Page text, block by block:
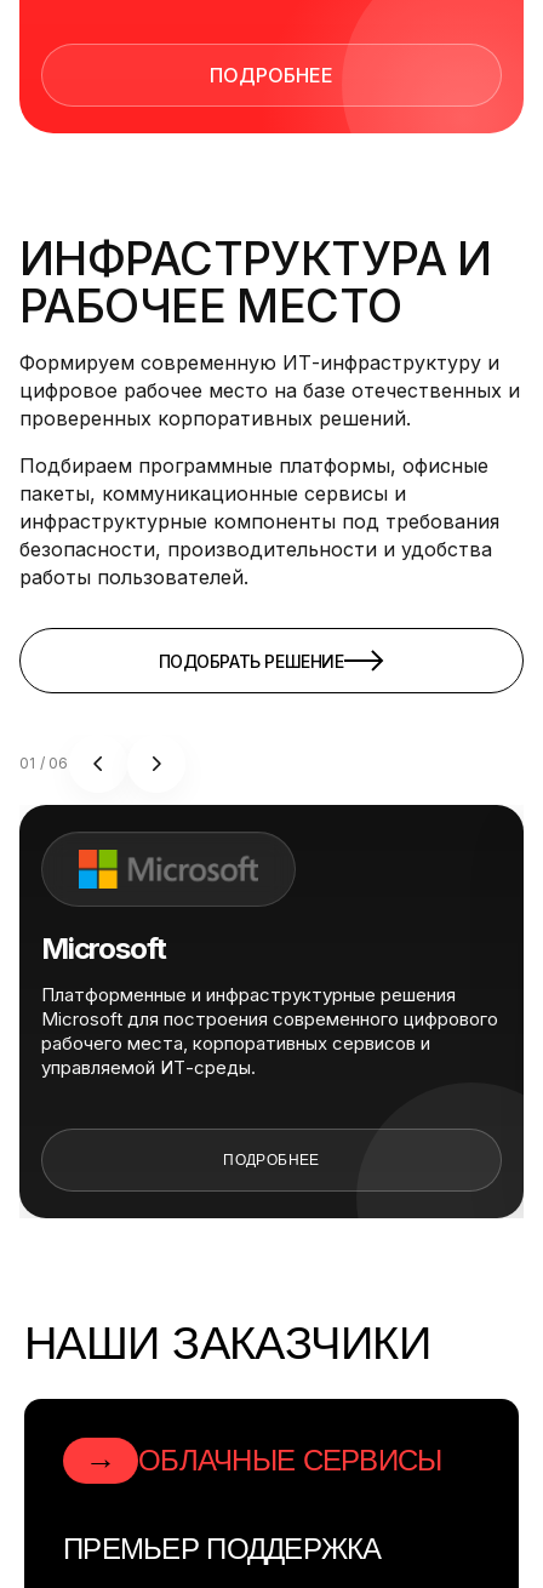
ПОДРОБНЕЕ
ИНФРАСТРУКТУРА И
РАБОЧЕЕ МЕСТО
Формируем современную ИТ-инфраструктуру и
цифровое рабочее место на базе отечественных и
проверенных корпоративных решений.
Подбираем программные платформы, офисные
пакеты, коммуникационные сервисы и
инфраструктурные компоненты под требования
безопасности, производительности и удобства
работы пользователей.
ПОДОБРАТЬ РЕШЕНИЕ
01 / 06
Microsoft
Платформенные и инфраструктурные решения
Microsoft для построения современного цифрового
рабочего места, корпоративных сервисов и
управляемой ИТ-среды.
ПОДРОБНЕЕ
НАШИ ЗАКАЗЧИКИ
→ ОБЛАЧНЫЕ СЕРВИСЫ
ПРЕМЬЕР ПОДДЕРЖКА